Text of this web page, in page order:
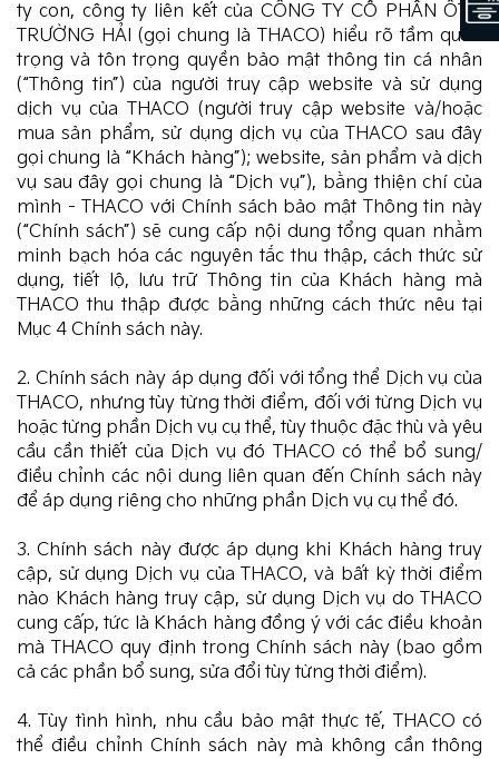
ty con, công ty liên kết của CÔNG TY CỔ PHẦN ÔTÔ
TRƯỜNG HẢI (gọi chung là THACO) hiểu rõ tầm quan
trọng và tôn trọng quyền bảo mật thông tin cá nhân
(“Thông tin”) của người truy cập website và sử dụng
dịch vụ của THACO (người truy cập website và/hoặc
mua sản phẩm, sử dụng dịch vụ của THACO sau đây
gọi chung là “Khách hàng”); website, sản phẩm và dịch
vụ sau đây gọi chung là “Dịch vụ”), bằng thiện chí của
mình - THACO với Chính sách bảo mật Thông tin này
(“Chính sách”) sẽ cung cấp nội dung tổng quan nhằm
minh bạch hóa các nguyên tắc thu thập, cách thức sử
dụng, tiết lộ, lưu trữ Thông tin của Khách hàng mà
THACO thu thập được bằng những cách thức nêu tại
Mục 4 Chính sách này.
2. Chính sách này áp dụng đối với tổng thể Dịch vụ của
THACO, nhưng tùy từng thời điểm, đối với từng Dịch vụ
hoặc từng phần Dịch vụ cụ thể, tùy thuộc đặc thù và yêu
cầu cần thiết của Dịch vụ đó THACO có thể bổ sung/
điều chỉnh các nội dung liên quan đến Chính sách này
để áp dụng riêng cho những phần Dịch vụ cụ thể đó.
3. Chính sách này được áp dụng khi Khách hàng truy
cập, sử dụng Dịch vụ của THACO, và bất kỳ thời điểm
nào Khách hàng truy cập, sử dụng Dịch vụ do THACO
cung cấp, tức là Khách hàng đồng ý với các điều khoản
mà THACO quy định trong Chính sách này (bao gồm
cả các phần bổ sung, sửa đổi tùy từng thời điểm).
4. Tùy tình hình, nhu cầu bảo mật thực tế, THACO có
thể điều chỉnh Chính sách này mà không cần thông